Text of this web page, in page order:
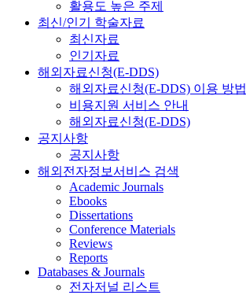
활용도 높은 주제
최신/인기 학술자료
최신자료
인기자료
해외자료신청(E-DDS)
해외자료신청(E-DDS) 이용 방법
비용지원 서비스 안내
해외자료신청(E-DDS)
공지사항
공지사항
해외전자정보서비스 검색
Academic Journals
Ebooks
Dissertations
Conference Materials
Reviews
Reports
Databases & Journals
전자저널 리스트